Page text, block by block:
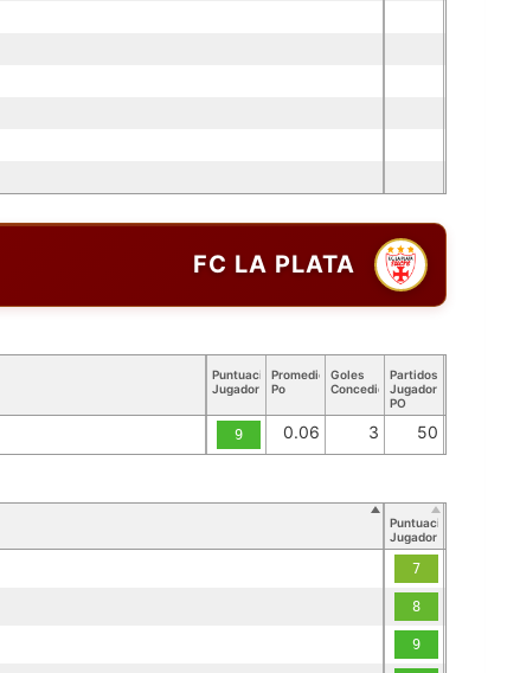
FC LA PLATA
Puntuación
Jugador
Promedio
Po
Goles
Concedidos
Partidos
Jugador
PO
9 0.06 3 50
Puntuación
Jugador
7
8
9